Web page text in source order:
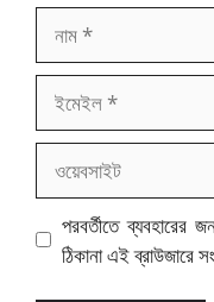
ইমেইল
পরবর্তীতে
ঠিকানা এই ব্রাউজারে